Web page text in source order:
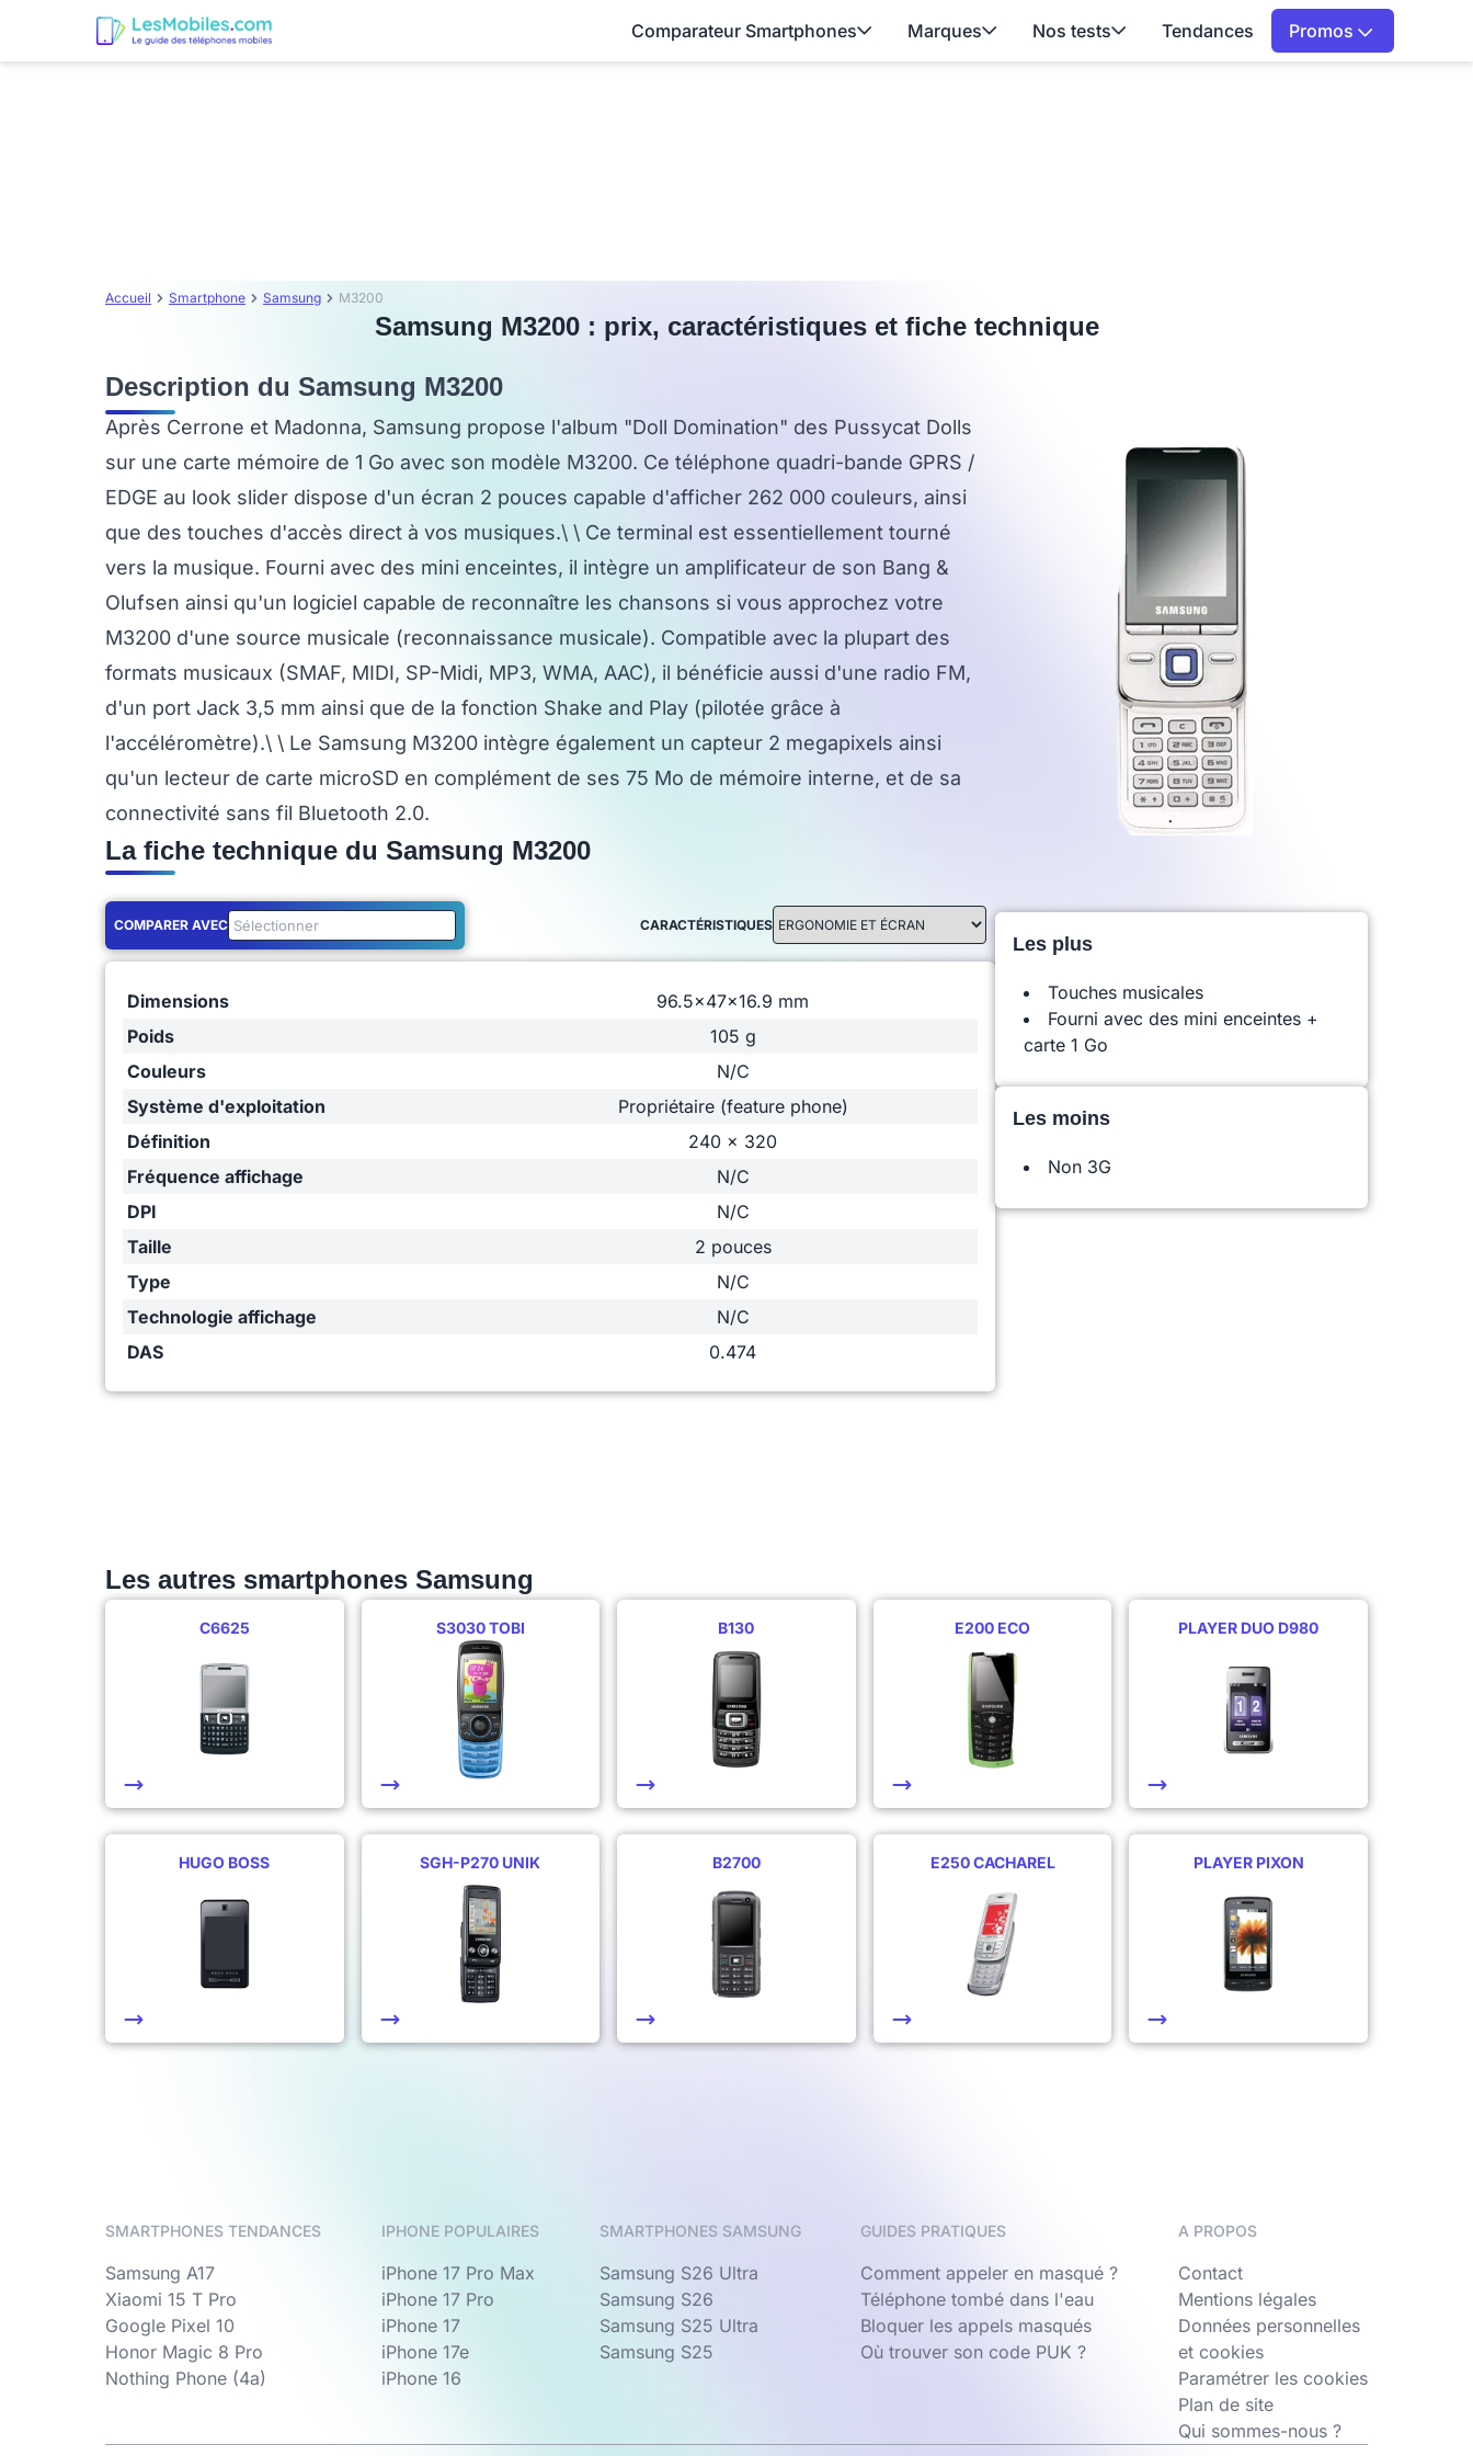
Comparateur Smartphones Marques Nos tests Tendances Promos
Accueil Smartphone Samsung M3200
Samsung M3200 : prix, caractéristiques et fiche technique
Les plus
Touches musicales
Fourni avec des mini enceintes +
carte 1 Go
Les moins
Non 3G
Description du Samsung M3200
Après Cerrone et Madonna, Samsung propose l'album "Doll Domination" des Pussycat Dolls
sur une carte mémoire de 1 Go avec son modèle M3200. Ce téléphone quadri-bande GPRS /
EDGE au look slider dispose d'un écran 2 pouces capable d'afficher 262 000 couleurs, ainsi
que des touches d'accès direct à vos musiques.\ \ Ce terminal est essentiellement tourné
vers la musique. Fourni avec des mini enceintes, il intègre un amplificateur de son Bang &
Olufsen ainsi qu'un logiciel capable de reconnaître les chansons si vous approchez votre
M3200 d'une source musicale (reconnaissance musicale). Compatible avec la plupart des
formats musicaux (SMAF, MIDI, SP-Midi, MP3, WMA, AAC), il bénéficie aussi d'une radio FM,
d'un port Jack 3,5 mm ainsi que de la fonction Shake and Play (pilotée grâce à
l'accéléromètre).\ \ Le Samsung M3200 intègre également un capteur 2 megapixels ainsi
qu'un lecteur de carte microSD en complément de ses 75 Mo de mémoire interne, et de sa
connectivité sans fil Bluetooth 2.0.
La fiche technique du Samsung M3200
COMPARER AVEC CARACTÉRISTIQUES
Dimensions
96.5x47x16.9 mm
Poids
105 g
Couleurs
N/C
Système d'exploitation
Propriétaire (feature phone)
Définition
240 x 320
Fréquence affichage
N/C
DPI
N/C
Taille
2 pouces
Type
N/C
Technologie affichage
N/C
DAS
0.474
Les autres smartphones Samsung
C6625 S3030 TOBI B130 E200 ECO PLAYER DUO D980
HUGO BOSS SGH-P270 UNIK B2700 E250 CACHAREL PLAYER PIXON
SMARTPHONES TENDANCES
Samsung A17
Xiaomi 15 T Pro
Google Pixel 10
Honor Magic 8 Pro
Nothing Phone (4a)
IPHONE POPULAIRES
iPhone 17 Pro Max
iPhone 17 Pro
iPhone 17
iPhone 17e
iPhone 16
SMARTPHONES SAMSUNG
Samsung S26 Ultra
Samsung S26
Samsung S25 Ultra
Samsung S25
GUIDES PRATIQUES
Comment appeler en masqué ?
Téléphone tombé dans l'eau
Bloquer les appels masqués
Où trouver son code PUK ?
A PROPOS
Contact
Mentions légales
Données personnelles
et cookies
Paramétrer les cookies
Plan de site
Qui sommes-nous ?